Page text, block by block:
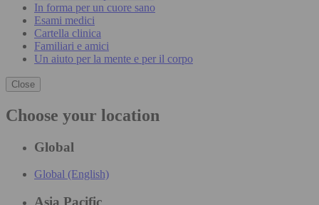
In forma per un cuore sano
Esami medici
Cartella clinica
Familiari e amici
Un aiuto per la mente e per il corpo
Close
Choose your location
Global
Global (English)
Asia Pacific